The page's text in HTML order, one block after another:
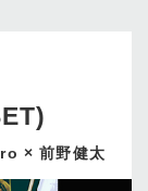
21
28
29
× 前野健太